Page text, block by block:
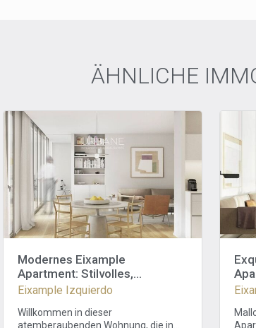
ÄHNLICHE
Modernes Eixample
Apartment: Stilvolles,
geräumiges und bequemes
Eixample Izquierdo
Willkommen in dieser
atemberaubenden Wohnung, die in